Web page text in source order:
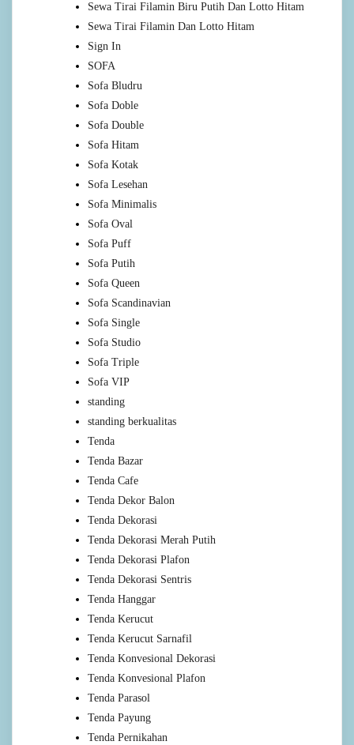
Sewa Tirai Filamin Biru Putih Dan Lotto Hitam
Sewa Tirai Filamin Dan Lotto Hitam
Sign In
SOFA
Sofa Bludru
Sofa Doble
Sofa Double
Sofa Hitam
Sofa Kotak
Sofa Lesehan
Sofa Minimalis
Sofa Oval
Sofa Puff
Sofa Putih
Sofa Queen
Sofa Scandinavian
Sofa Single
Sofa Studio
Sofa Triple
Sofa VIP
standing
standing berkualitas
Tenda
Tenda Bazar
Tenda Cafe
Tenda Dekor Balon
Tenda Dekorasi
Tenda Dekorasi Merah Putih
Tenda Dekorasi Plafon
Tenda Dekorasi Sentris
Tenda Hanggar
Tenda Kerucut
Tenda Kerucut Sarnafil
Tenda Konvesional Dekorasi
Tenda Konvesional Plafon
Tenda Parasol
Tenda Payung
Tenda Pernikahan